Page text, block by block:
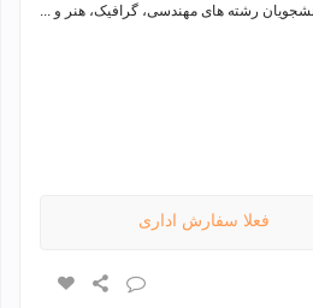
رشته های مهندسی، گرافیک، هنر و ...
فعلا سفارش اداری